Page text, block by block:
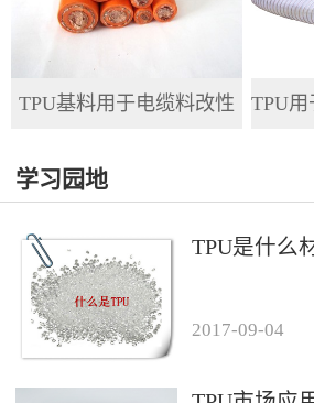
TPU基料用于电缆料改性
学习园地
TPU是什么
2017-09-04